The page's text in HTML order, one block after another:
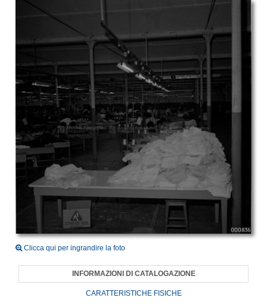
Clicca qui per ingrandire la foto
INFORMAZIONI DI CATALOGAZIONE
CARATTERISTICHE FISICHE